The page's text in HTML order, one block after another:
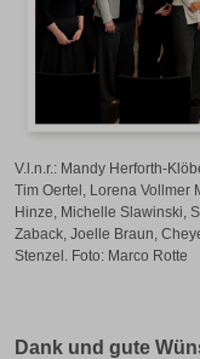
V.l.n.r.: Mandy Herforth-
Tim Oertel, Lorena Vollmer
Hinze, Michelle Slawinski,
Zaback, Joelle Braun,
Stenzel. Foto: Marco Rotte
Dank und gute